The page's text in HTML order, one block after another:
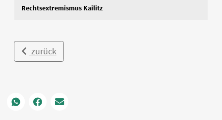
Rechtsextremismus Kailitz
zurück